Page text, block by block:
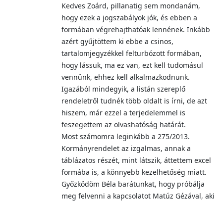
Kedves Zoárd, pillanatig sem mondanám,
hogy ezek a jogszabályok jók, és ebben a
formában végrehajthatóak lennének. Inkább
azért gyűjtöttem ki ebbe a csinos,
tartalomjegyzékkel felturbózott formában,
hogy lássuk, ma ez van, ezt kell tudomásul
vennünk, ehhez kell alkalmazkodnunk.
Igazából mindegyik, a listán szereplő
rendeletről tudnék több oldalt is írni, de azt
hiszem, már ezzel a terjedelemmel is
feszegettem az olvashatóság határát.
Most számomra leginkább a 275/2013.
Kormányrendelet az izgalmas, annak a
táblázatos részét, mint látszik, áttettem excel
formába is, a könnyebb kezelhetőség miatt.
Győzködöm Béla barátunkat, hogy próbálja
meg felvenni a kapcsolatot Matúz Gézával, aki